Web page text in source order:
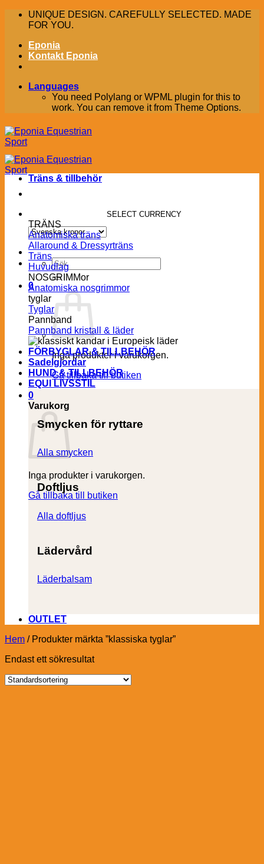
Skip
UNIQUE DESIGN. CAREFULLY SELECTED. MADE
FOR YOU.
Eponia
Kontakt Eponia
Languages
You need Polylang or WPML plugin for this to
work. You can remove it from Theme Options.
SELECT CURRENCY
Sök
efter:
0
Inga produkter i varukorgen.
Gå tillbaka till butiken
0
Varukorg
Inga produkter i varukorgen.
Gå tillbaka till butiken
Träns & tillbehör
TRÄNS
Anatomiska träns
Allaround & Dressyrträns
Träns
Huvudlag
NOSGRIMMor
Anatomiska nosgrimmor
tyglar
Tyglar
Pannband
Pannband kristall & läder
FÖRBYGLAR & TILLBEHÖR
Sadelgjordar
HUND & TILLBEHÖR
EQUI LIVSSTIL
Smycken för ryttare
Alla smycken
Doftljus
Alla doftljus
Lädervård
Läderbalsam
OUTLET
Hem /Produkter märkta ”klassiska tyglar”
Endast ett sökresultat